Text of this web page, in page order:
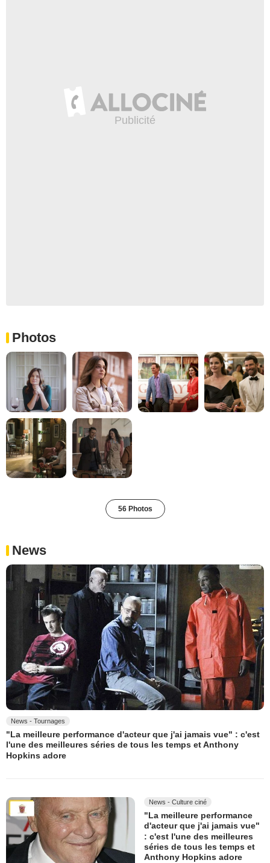
Photos
56 Photos
News
News - Tournages
"La meilleure performance d'acteur que j'ai jamais vue" : c'est
l'une des meilleures séries de tous les temps et Anthony
Hopkins adore
News - Culture ciné
"La meilleure performance
d'acteur que j'ai jamais vue"
: c'est l'une des meilleures
séries de tous les temps et
Anthony Hopkins adore